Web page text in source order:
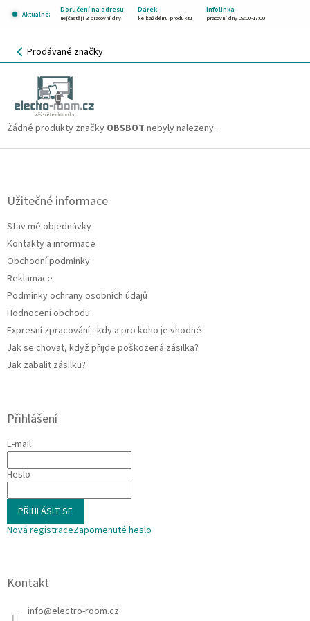
Aktuálně:
Doručení na adresu Dárek Infolinka
nejčastěji 3 pracovní dny ke každému produktu pracovní dny 09:00-17:00
NÁKUPNÍ
KOŠÍK
Prodávané značky
OBSBOT
Žádné produkty značky OBSBOT nebyly nalezeny...
Z
Užitečné informace
Stav mé objednávky
Kontakty a informace
Obchodní podmínky
Reklamace
Podmínky ochrany osobních údajů
Hodnocení obchodu
Expresní zpracování - kdy a pro koho je vhodné
Jak se chovat, když přijde poškozená zásilka?
Jak zabalit zásilku?
Přihlášení
E-mail
Heslo
PŘIHLÁSIT SE
Nová registraceZapomenuté heslo
Kontakt
info@electro-room.cz